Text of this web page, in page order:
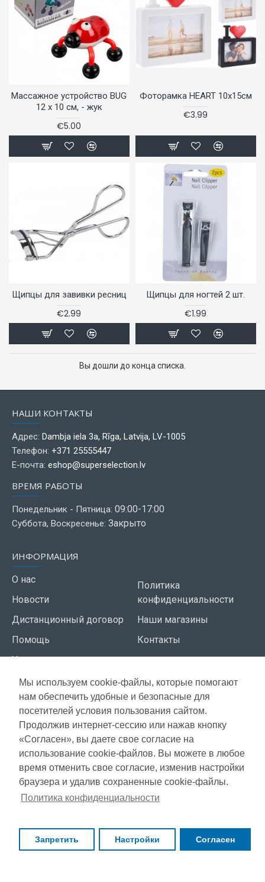
Мы используем cookie-файлы, которые помогают
нам обеспечить удобные и безопасные для
посетителей условия пользования сайтом.
Продолжив интернет-сессию или нажав кнопку
«Согласен», вы даете свое согласие на
использование cookie-файлов. Вы можете в любое
время отменить свое согласие, изменив настройки
браузера и удалив сохраненные cookie-файлы.
Политика конфиденциальности
Запретить Настройки Согласен
Массажное устройство BUG
12 x 10 см, - жук
€5.00
Фоторамка HEART 10x15см
€3.99
Щипцы для завивки ресниц
€2.99
Щипцы для ногтей 2 шт.
€1.99
Вы дошли до конца списка.
НАШИ КОНТАКТЫ
Адрес: Dambja iela 3a, Rīga, Latvija, LV-1005
Телефон: +371 25555447
Е-почта: eshop@superselection.lv
ВРЕМЯ РАБОТЫ
Понедельник - Пятница: 09:00-17:00
Суббота, Воскресенье: Закрыто
ИНФОРМАЦИЯ
О нас
Новости
Дистанционный договор
Помощь
Условия использования
Политика
конфиденциальности
Наши магазины
Контакты
СЕРВИС КЛИЕНТОВ
Доставка
Оплата
Газета акций
Copyright © 2021, Super Selection, Все права защищены